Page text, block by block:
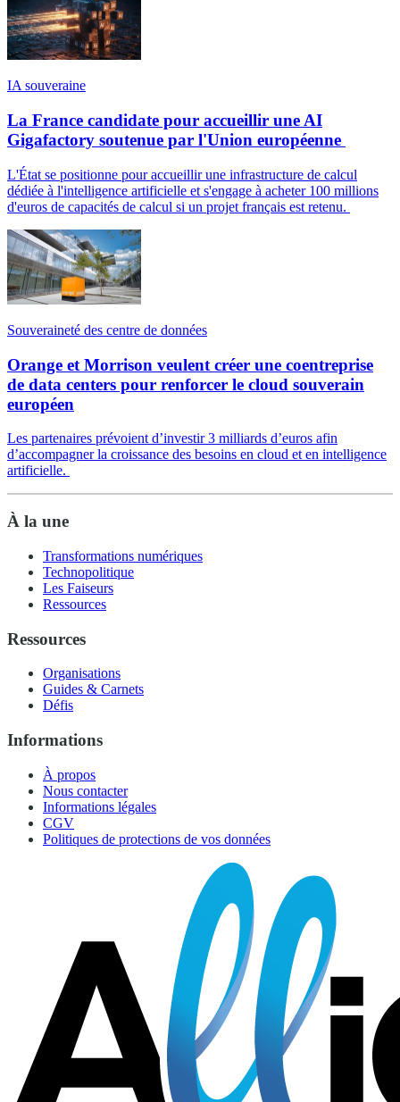
IA souveraine
La France candidate pour accueillir une AI
Gigafactory soutenue par l'Union européenne
L'État se positionne pour accueillir une infrastructure de calcul
dédiée à l'intelligence artificielle et s'engage à acheter 100 millions
d'euros de capacités de calcul si un projet français est retenu.
Souveraineté des centre de données
Orange et Morrison veulent créer une coentreprise
de data centers pour renforcer le cloud souverain
européen
Les partenaires prévoient d’investir 3 milliards d’euros afin
d’accompagner la croissance des besoins en cloud et en intelligence
artificielle.
À la une
Transformations numériques
Technopolitique
Les Faiseurs
Ressources
Ressources
Organisations
Guides & Carnets
Défis
Informations
À propos
Nous contacter
Informations légales
CGV
Politiques de protections de vos données